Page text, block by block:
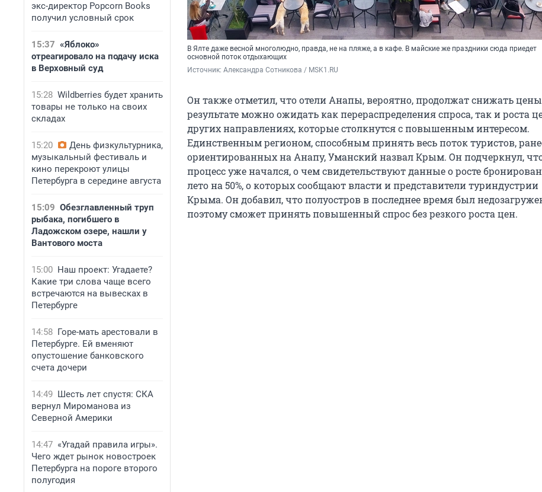
экс-директор Popcorn Books
получил условный срок
15:37 «Яблоко»
отреагировало на подачу иска
в Верховный суд
15:28 Wildberries будет хранить
товары не только на своих
складах
15:20
День физкультурника,
музыкальный фестиваль и
кино перекроют улицы
Петербурга в середине августа
15:09 Обезглавленный труп
рыбака, погибшего в
Ладожском озере, нашли у
Вантового моста
15:00 Наш проект: Угадаете?
Какие три слова чаще всего
встречаются на вывесках в
Петербурге
14:58 Горе-мать арестовали в
Петербурге. Ей вменяют
опустошение банковского
счета дочери
14:49 Шесть лет спустя: СКА
вернул Мироманова из
Северной Америки
14:47 «Угадай правила игры».
Чего ждет рынок новостроек
Петербурга на пороге второго
полугодия
В Ялте даже весной многолюдно, правда, не на пляже, а в кафе. В майские же праздники сюда приедет
основной поток отдыхающих
Источник: Александра Сотникова / MSK1.RU
Он также отметил, что отели Анапы, вероятно, продолжат снижать
результате можно ожидать как перераспределения спроса, так и роста
других направлениях, которые столкнутся с повышенным интересом.
Единственным регионом, способным принять весь поток туристов,
ориентированных на Анапу, Уманский назвал Крым. Он подчеркнул,
процесс уже начался, о чем свидетельствуют данные о росте
лето на 50%, о которых сообщают власти и представители туриндустрии
Крыма. Он добавил, что полуостров в последнее время был
поэтому сможет принять повышенный спрос без резкого роста цен.